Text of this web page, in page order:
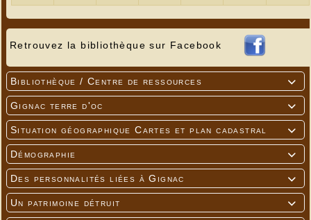
Retrouvez la bibliothèque sur Facebook

Bibliothèque / Centre de ressources

Gignac terre d'oc

Situation géographique Cartes et plan cadastral

Démographie

Des personnalités liées à Gignac

Un patrimoine détruit